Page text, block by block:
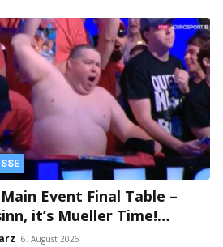
Main Event Final Table –
it’s Mueller Time!
Drama und die finnische
6. August 2026